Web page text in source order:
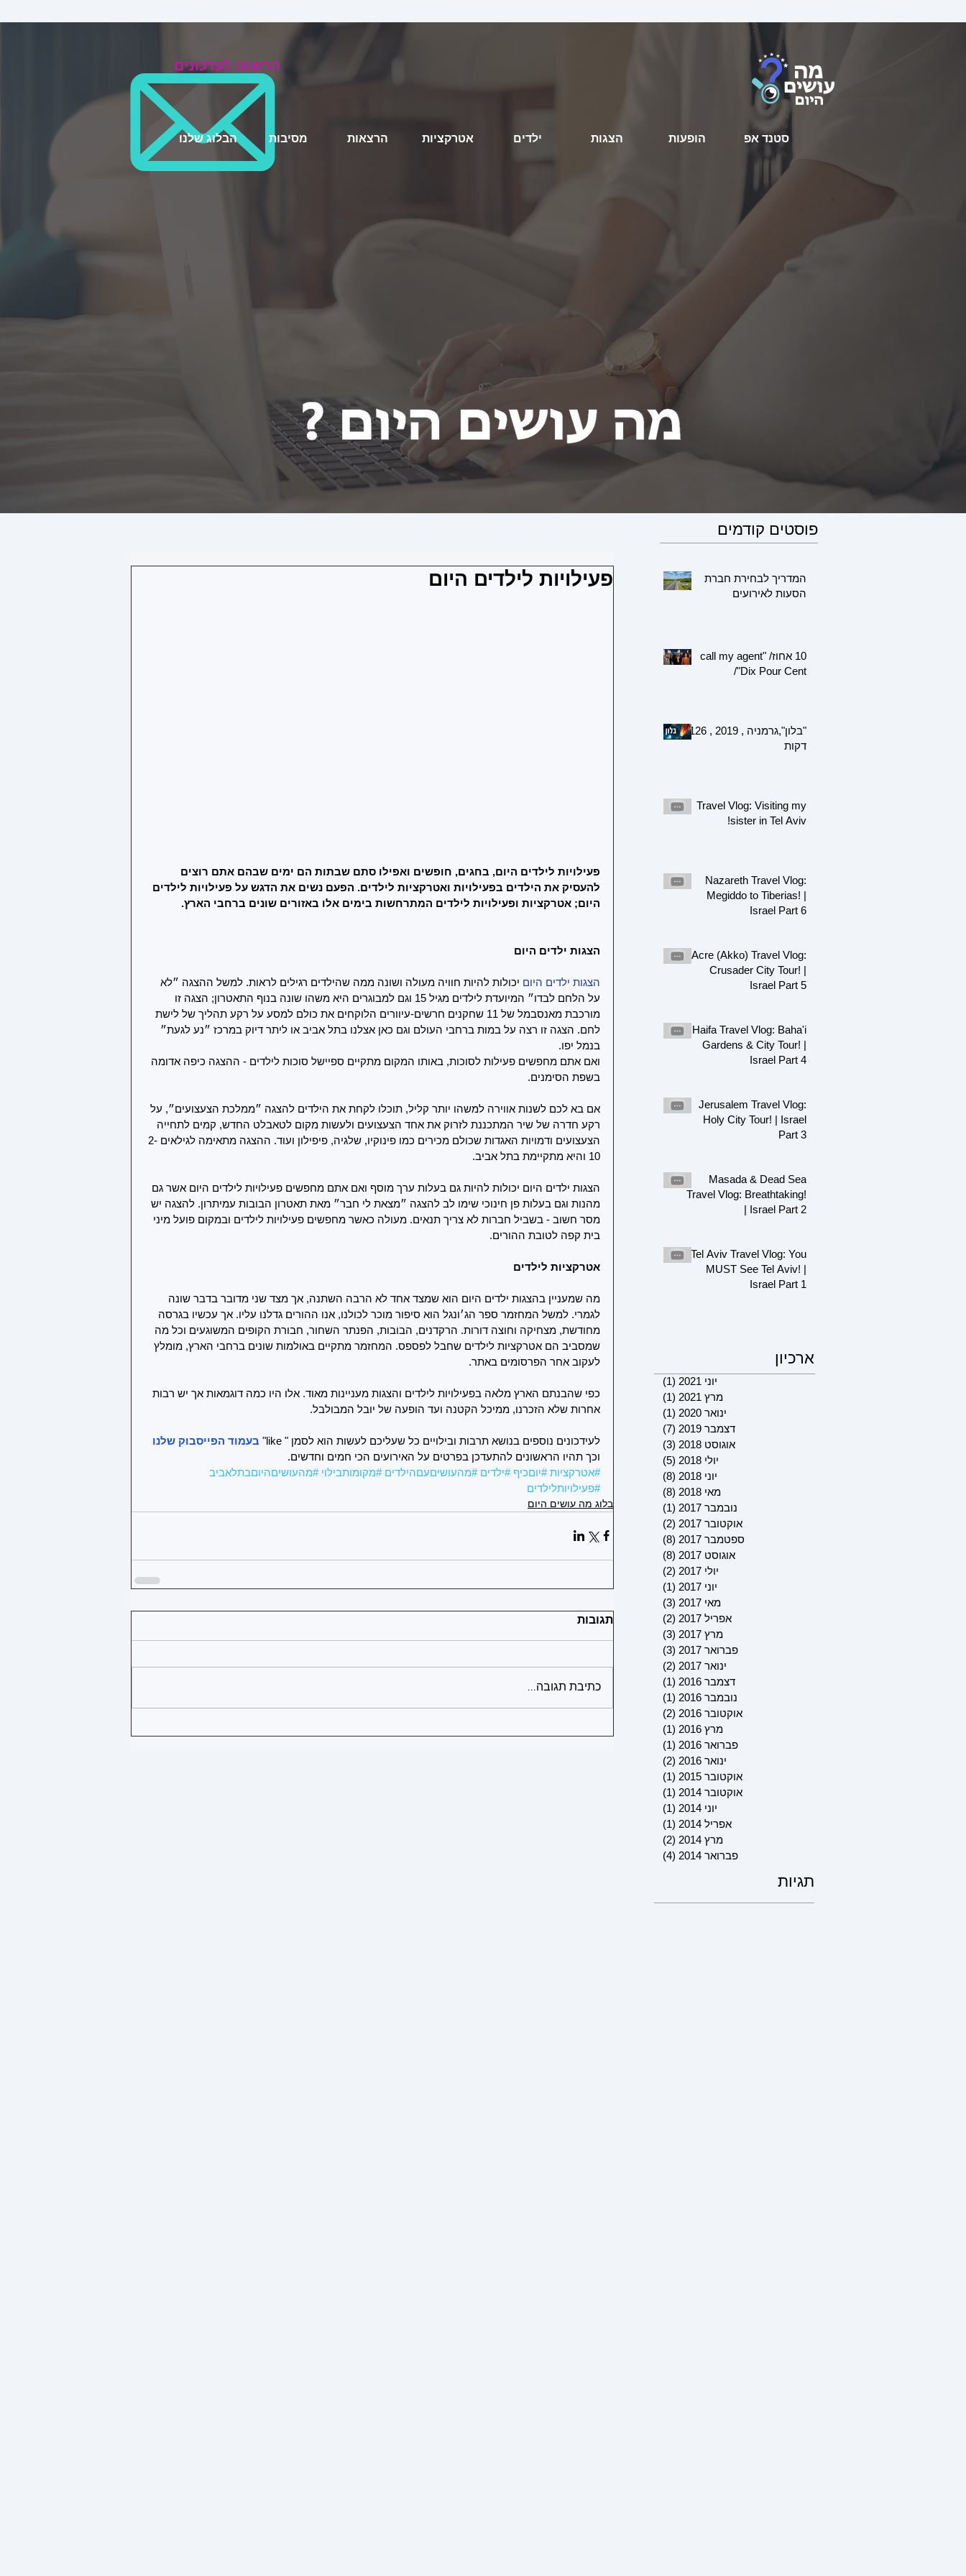
הרשמו לעדכונים
סטנד אפ הופעות הצגות ילדים אטרקציות הרצאות מסיבות הבלוג שלנו
פוסטים קודמים
פעילויות לילדים היום
פעילויות לילדים היום, בחגים, חופשים ואפילו סתם שבתות הם ימים שבהם אתם רוצים
להעסיק את הילדים בפעילויות ואטרקציות לילדים. הפעם נשים את הדגש על פעילויות לילדים
היום; אטרקציות ופעילויות לילדים המתרחשות בימים אלו באזורים שונים ברחבי הארץ.
הצגות ילדים היום
הצגות ילדים היום יכולות להיות חוויה מעולה ושונה ממה שהילדים רגילים לראות. למשל ההצגה ״לא
על הלחם לבדו״ המיועדת לילדים מגיל 15 וגם למבוגרים היא משהו שונה בנוף התאטרון; הצגה זו
מורכבת מאנסבמל של 11 שחקנים חרשים-עיוורים הלוקחים את כולם למסע על רקע תהליך של לישת
לחם. הצגה זו רצה על במות ברחבי העולם וגם כאן אצלנו בתל אביב או ליתר דיוק במרכז ״נע לגעת״
בנמל יפו.
ואם אתם מחפשים פעילות לסוכות, באותו המקום מתקיים ספיישל סוכות לילדים - ההצגה כיפה אדומה
בשפת הסימנים.
אם בא לכם לשנות אווירה למשהו יותר קליל, תוכלו לקחת את הילדים להצגה ״ממלכת הצעצועים״, על
רקע חדרה של שיר המתכננת לזרוק את אחד הצעצועים ולעשות מקום לטאבלט החדש, קמים לתחייה
הצעצועים ודמויות האגדות שכולם מכירים כמו פינוקיו, שלגיה, פיפילון ועוד. ההצגה מתאימה לגילאים 2-
10 והיא מתקיימת בתל אביב.
הצגות ילדים היום יכולות להיות גם בעלות ערך מוסף ואם אתם מחפשים פעילויות לילדים היום אשר גם
מהנות וגם בעלות פן חינוכי שימו לב להצגה ״מצאת לי חבר״ מאת תאטרון הבובות עמיתרון. להצגה יש
מסר חשוב - בשביל חברות לא צריך תנאים. מעולה כאשר מחפשים פעילויות לילדים ובמקום פועל מיני
בית קפה לטובת ההורים.
אטרקציות לילדים
מה שמעניין בהצגות ילדים היום הוא שמצד אחד לא הרבה השתנה, אך מצד שני מדובר בדבר שונה
לגמרי. למשל המחזמר ספר הג׳ונגל הוא סיפור מוכר לכולנו, אנו ההורים גדלנו עליו. אך עכשיו בגרסה
מחודשת, מצחיקה וחוצה דורות. הרקדנים, הבובות, הפנתר השחור, חבורת הקופים המשוגעים וכל מה
שמסביב הם אטרקציות לילדים שחבל לפספס. המחזמר מתקיים באולמות שונים ברחבי הארץ, מומלץ
לעקוב אחר הפרסומים באתר.
כפי שהבנתם הארץ מלאה בפעילויות לילדים והצגות מעניינות מאוד. אלו היו כמה דוגמאות אך יש רבות
אחרות שלא הזכרנו, ממיכל הקטנה ועד הופעה של יובל המבולבל.
לעידכונים נוספים בנושא תרבות ובילויים כל שעליכם לעשות הוא לסמן " like"
בעמוד הפייסבוק שלנו
וכך תהיו הראשונים להתעדכן בפרטים על האירועים הכי חמים וחדשים.
#אטרקציות #יוםכיף #ילדים #מהעושיםעםהילדים #מקומותבילוי #מהעושיםהיוםבתלאביב
#פעילויותלילדים
בלוג מה עושים היום
תגובות
כתיבת תגובה...
המדריך לבחירת חברת
הסעות לאירועים
10 אחוז/ "call my agent
/"Dix Pour Cent
"בלון",גרמניה , 2019 , 126
דקות
Travel Vlog: Visiting my
sister in Tel Aviv!
Nazareth Travel Vlog:
Megiddo to Tiberias! |
Israel Part 6
Acre (Akko) Travel Vlog:
Crusader City Tour! |
Israel Part 5
Haifa Travel Vlog: Baha'i
Gardens & City Tour! |
Israel Part 4
Jerusalem Travel Vlog:
Holy City Tour! | Israel
Part 3
Masada & Dead Sea
Travel Vlog: Breathtaking!
| Israel Part 2
Tel Aviv Travel Vlog: You
MUST See Tel Aviv! |
Israel Part 1
ארכיון
יוני 2021 (1)
מרץ 2021
(1)
ינואר 2020
(1)
דצמבר 2019
(7)
אוגוסט 2018
(3)
יולי 2018
(5)
יוני 2018
(8)
מאי 2018
(8)
נובמבר 2017
(1)
אוקטובר 2017
(2)
ספטמבר 2017
(8)
אוגוסט 2017
(8)
יולי 2017
(2)
יוני 2017
(1)
מאי 2017
(3)
אפריל 2017
(2)
מרץ 2017
(3)
פברואר 2017
(3)
ינואר 2017
(2)
דצמבר 2016
(1)
נובמבר 2016
(1)
אוקטובר 2016
(2)
מרץ 2016
(1)
פברואר 2016
(1)
ינואר 2016
(2)
אוקטובר 2015
(1)
אוקטובר 2014
(1)
יוני 2014
(1)
אפריל 2014
(1)
מרץ 2014
(2)
פברואר 2014
(4)
תגיות